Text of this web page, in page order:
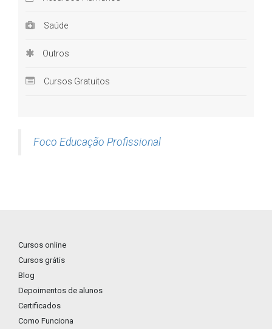
Saúde
Outros
Cursos Gratuitos
Foco Educação Profissional
Cursos online
Cursos grátis
Blog
Depoimentos de alunos
Certificados
Como Funciona